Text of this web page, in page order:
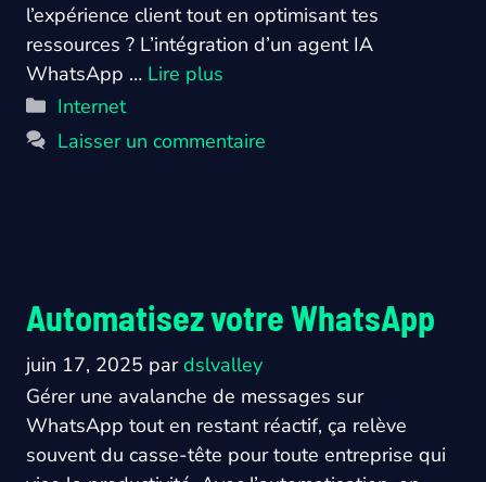
l’expérience client tout en optimisant tes
ressources ? L’intégration d’un agent IA
WhatsApp … Lire plus
Catégories
Internet
Laisser un commentaire
Automatisez votre WhatsApp
juin 17, 2025 pardslvalley
Gérer une avalanche de messages sur
WhatsApp tout en restant réactif, ça relève
souvent du casse-tête pour toute entreprise qui